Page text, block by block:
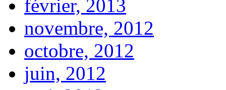
février, 2013
novembre, 2012
octobre, 2012
juin, 2012